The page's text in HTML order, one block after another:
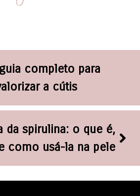
completo para
a cútis
da spirulina: o que é,
como usá-la na pele